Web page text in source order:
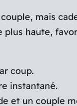
mais
plus haute,
coup.
instantané.
et un couple